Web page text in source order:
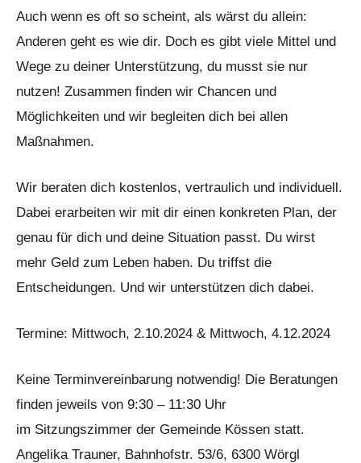
Auch wenn es oft so scheint, als wärst du allein:
Anderen geht es wie dir. Doch es gibt viele Mittel und
Wege zu deiner Unterstützung, du musst sie nur
nutzen! Zusammen finden wir Chancen und
Möglichkeiten und wir begleiten dich bei allen
Maßnahmen.
Wir beraten dich kostenlos, vertraulich und individuell.
Dabei erarbeiten wir mit dir einen konkreten Plan, der
genau für dich und deine Situation passt. Du wirst
mehr Geld zum Leben haben. Du triffst die
Entscheidungen. Und wir unterstützen dich dabei.
Termine: Mittwoch, 2.10.2024 & Mittwoch, 4.12.2024
Keine Terminvereinbarung notwendig! Die Beratungen
finden jeweils von 9:30 – 11:30 Uhr
im Sitzungszimmer der Gemeinde Kössen statt.
Angelika Trauner, Bahnhofstr. 53/6, 6300 Wörgl